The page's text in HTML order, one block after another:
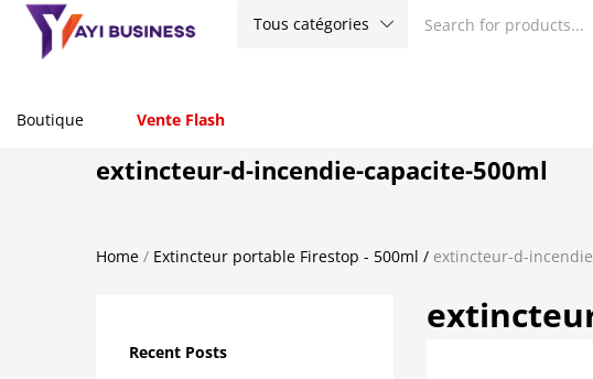
Tous catégories
Boutique Vente Flash
extincteur-d-incendie-capacite-500ml
Home / Extincteur portable Firestop - 500ml / extincteur-d-
Recent Posts